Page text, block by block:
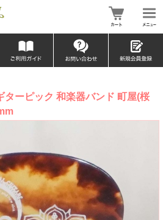
ターピック 和楽器バンド 町屋(桜